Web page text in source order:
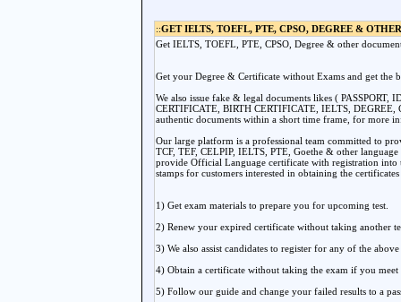
::GET IELTS, TOEFL, PTE, CPSO, DEGREE &
Get IELTS, TOEFL, PTE, CPSO, Degree & other
Get your Degree & Certificate without Exams and get the
We also issue fake & legal documents likes (
CERTIFICATE, BIRTH CERTIFICATE, IELTS, DEGREE,
authentic documents within a short time frame, for more
Our large platform is a professional team committed to
TCF, TEF, CELPIP, IELTS, PTE, Goethe & other
provide Official Language certificate with registration into
stamps for customers interested in obtaining the
1) Get exam materials to prepare you for upcoming test.
2) Renew your expired certificate without taking another
3) We also assist candidates to register for any of the above
4) Obtain a certificate without taking the exam if you meet
5) Follow our guide and change your failed results to a